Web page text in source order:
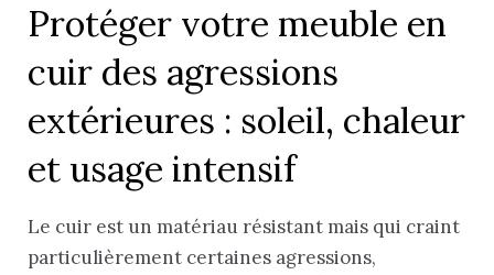
Protéger votre meuble en
cuir des agressions
extérieures : soleil, chaleur
et usage intensif
Le cuir est un matériau résistant mais qui craint
particulièrement certaines agressions,